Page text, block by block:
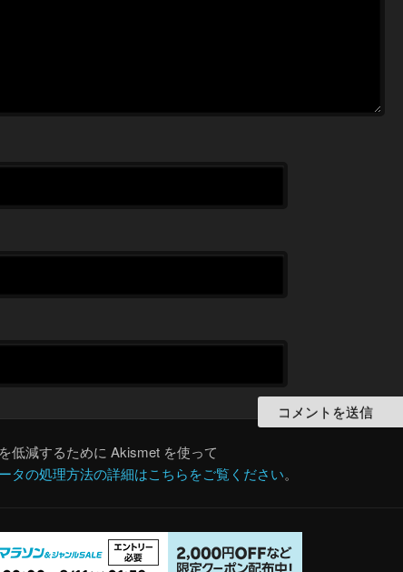
低減するために Akismet を使って
タの処理方法の詳細はこちらをご覧ください。